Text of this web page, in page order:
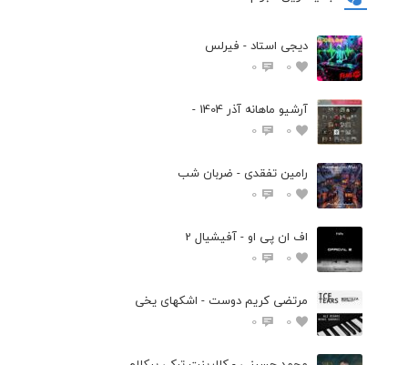
دیجی استاد - فیرلس
0
0
آرشیو ماهانه آذر 1404 -
0
0
رامین تفقدی - ضربان شب
0
0
اف ان پی او - آفیشیال 2
0
0
مرتضی کریم دوست - اشکهای یخی
0
0